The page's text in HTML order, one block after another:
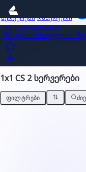
სერვერები ობზერვერი
ყველა სერვერი
რუკებითმსოფლიო
1x1 CS 2 სერვერები
ᲤᲘᲚᲢᲠᲔᲑᲘ